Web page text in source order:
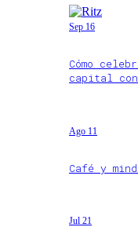
Sep 16
Cómo
capital
Ago 11
Café y
Jul 21